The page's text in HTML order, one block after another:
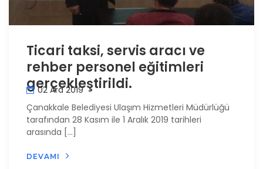
Ticari taksi, servis aracı ve
rehber personel eğitimleri
gerçekleştirildi.
02 Ara 2019
Çanakkale Belediyesi Ulaşım Hizmetleri Müdürlüğü
tarafından 28 Kasım ile 1 Aralık 2019 tarihleri
arasında […]
DEVAMI